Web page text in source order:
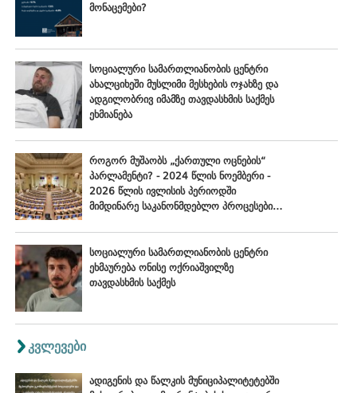
მონაცემები?
სოციალური სამართლიანობის ცენტრი
ახალციხეში მუსლიმი მესხების ოჯახზე და
ადგილობრივ იმამზე თავდასხმის საქმეს
ეხმიანება
როგორ მუშაობს „ქართული ოცნების“
პარლამენტი? - 2024 წლის ნოემბერი -
2026 წლის ივლისის პერიოდში
მიმდინარე საკანონმდებლო პროცესების
სოციალური სამართლიანობის ცენტრი
ეხმაურება ონისე ოქრიაშვილზე
თავდასხმის საქმეს
კვლევები
ადიგენის და წალკის მუნიციპალიტეტებში